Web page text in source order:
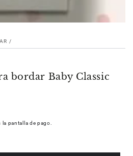
/
bordar Baby Classic
la pantalla de pago.